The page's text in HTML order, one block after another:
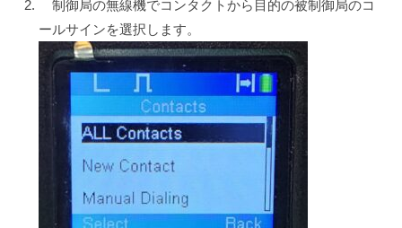
制御局の無線機でコンタクトから目的の被制御局のコ
ールサインを選択します。